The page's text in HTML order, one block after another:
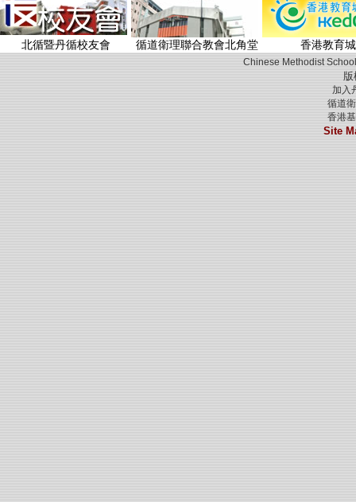
北循暨丹循校友會 循道衛理聯合教會北角堂 香港教育城
Chinese Methodist
版
加入
循道
香港
Site